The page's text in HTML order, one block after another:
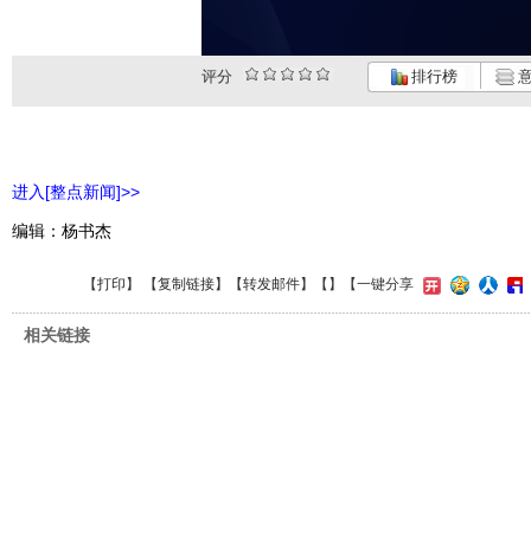
评分 排行榜
进入[整点新闻]>>
编辑：杨书杰
【打印 】 【复制链接】【转发邮件】【 】 【一键分享
相关链接